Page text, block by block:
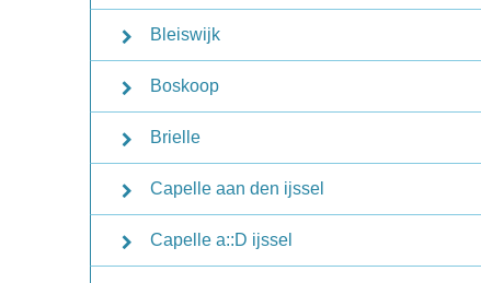
Bleiswijk
Boskoop
Brielle
Capelle aan den ijssel
Capelle a::D ijssel